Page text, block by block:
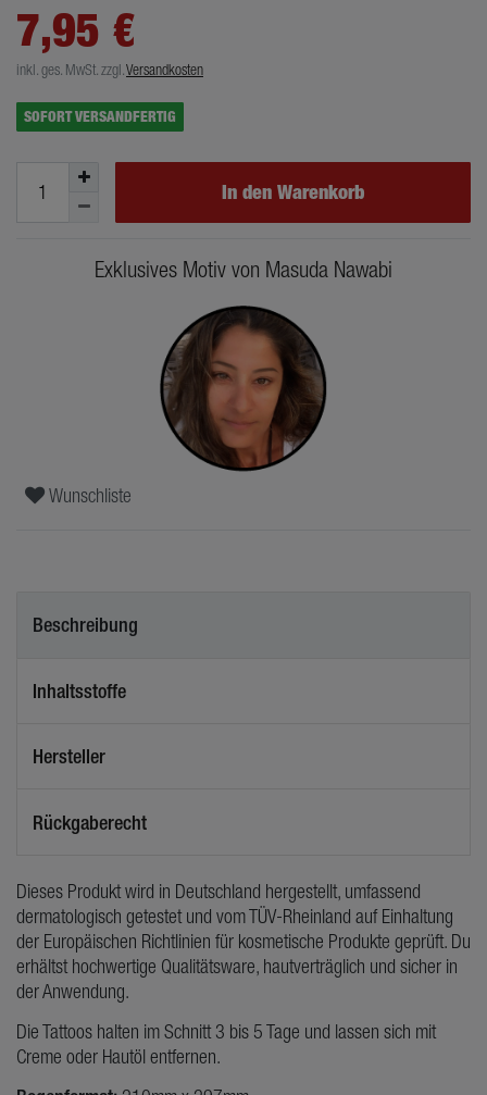
7,95 €
inkl. ges. MwSt.zzgl.Versandkosten
SOFORT VERSANDFERTIG
In den Warenkorb
Exklusives Motiv von Masuda Nawabi
Wunschliste
Beschreibung
Inhaltsstoffe
Hersteller
Rückgaberecht
Dieses Produkt wird in Deutschland hergestellt, umfassend
dermatologisch getestet und vom TÜV-Rheinland auf Einhaltung
der Europäischen Richtlinien für kosmetische Produkte geprüft. Du
erhältst hochwertige Qualitätsware, hautverträglich und sicher in
der Anwendung.
Die Tattoos halten im Schnitt 3 bis 5 Tage und lassen sich mit
Creme oder Hautöl entfernen.